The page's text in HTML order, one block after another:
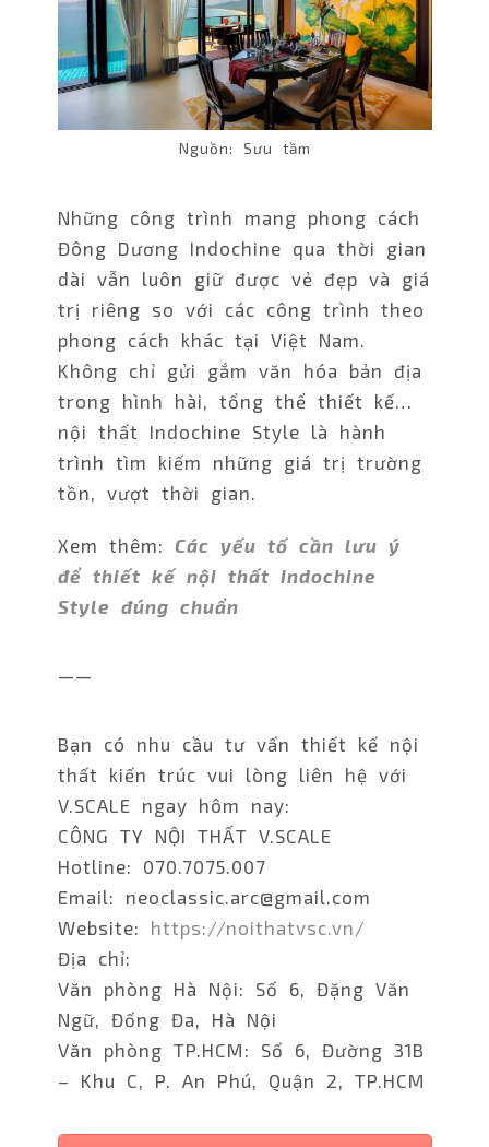
Nguồn: Sưu tầm
Những công trình mang phong cách
Đông Dương Indochine qua thời gian
dài vẫn luôn giữ được vẻ đẹp và giá
trị riêng so với các công trình theo
phong cách khác tại Việt Nam.
Không chỉ gửi gắm văn hóa bản địa
trong hình hài, tổng thể thiết kế…
nội thất Indochine Style là hành
trình tìm kiếm những giá trị trường
tồn, vượt thời gian.
Xem thêm: Các yếu tố cần lưu ý
để thiết kế nội thất Indochine
Style đúng chuẩn
——
Bạn có nhu cầu tư vấn thiết kế nội
thất kiến trúc vui lòng liên hệ với
V.SCALE ngay hôm nay:
CÔNG TY NỘI THẤT V.SCALE
Hotline: 070.7075.007
Email: neoclassic.arc@gmail.com
Website: https://noithatvsc.vn/
Địa chỉ:
Văn phòng Hà Nội: Số 6, Đặng Văn
Ngữ, Đống Đa, Hà Nội
Văn phòng TP.HCM: Số 6, Đường 31B
– Khu C, P. An Phú, Quận 2, TP.HCM